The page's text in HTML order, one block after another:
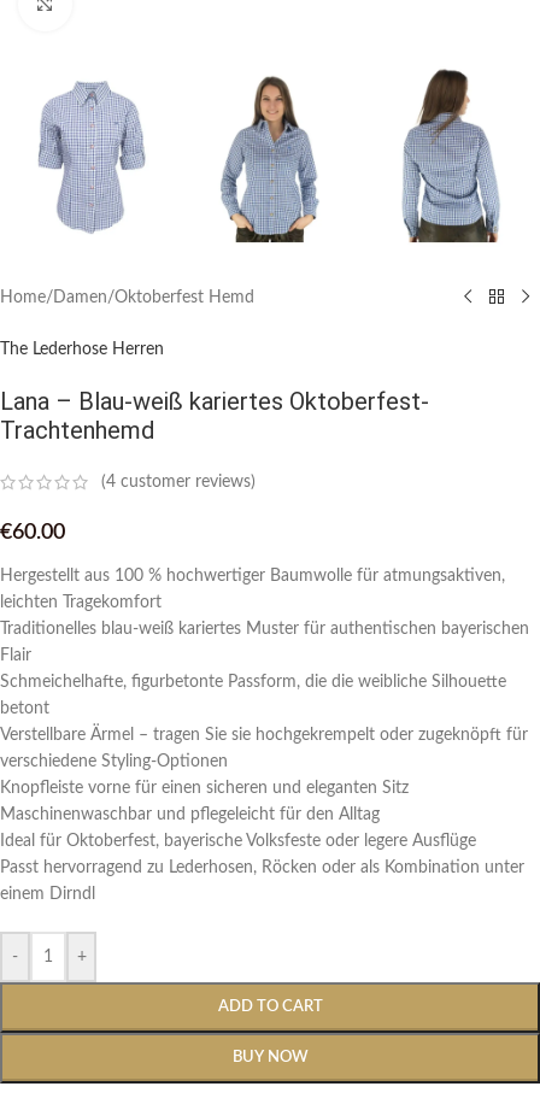
Home/ Damen/Oktoberfest Hemd
The Lederhose Herren
Lana – Blau-weiß kariertes Oktoberfest-
Trachtenhemd
(4 customer reviews)
€60.00
Hergestellt aus 100 % hochwertiger Baumwolle für atmungsaktiven,
leichten Tragekomfort
Traditionelles blau-weiß kariertes Muster für authentischen bayerischen
Flair
Schmeichelhafte, figurbetonte Passform, die die weibliche Silhouette
betont
Verstellbare Ärmel – tragen Sie sie hochgekrempelt oder zugeknöpft für
verschiedene Styling-Optionen
Knopfleiste vorne für einen sicheren und eleganten Sitz
Maschinenwaschbar und pflegeleicht für den Alltag
Ideal für Oktoberfest, bayerische Volksfeste oder legere Ausflüge
Passt hervorragend zu Lederhosen, Röcken oder als Kombination unter
einem Dirndl
- +
ADD TO CART
BUY NOW